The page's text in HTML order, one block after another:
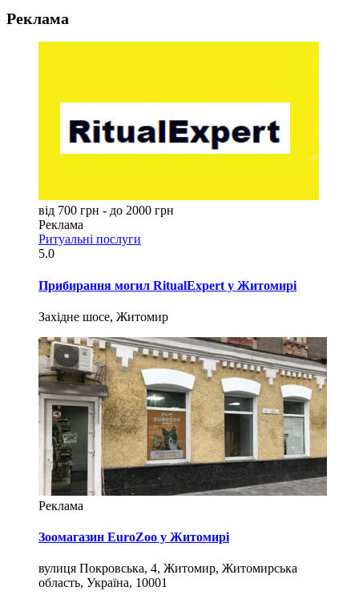
Реклама
від 700 грн - до 2000 грн
Реклама
Ритуальні послуги
5.0
Прибирання могил RitualExpert у Житомирі
Західне шосе, Житомир
Реклама
Зоомагазин EuroZoo у Житомирі
вулиця Покровська, 4, Житомир, Житомирська
область, Україна, 10001